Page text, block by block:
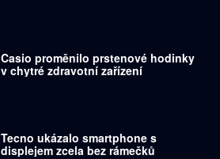
Casio proměnilo prstenové hodinky
v chytré zdravotní zařízení
Tecno ukázalo smartphone s
displejem zcela bez rámečků